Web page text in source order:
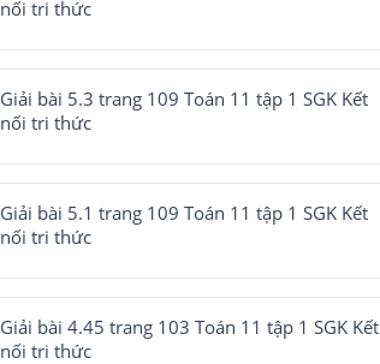
nối tri thức
Giải bài 5.3 trang 109 Toán 11 tập 1 SGK Kết
nối tri thức
Giải bài 5.1 trang 109 Toán 11 tập 1 SGK Kết
nối tri thức
Giải bài 4.45 trang 103 Toán 11 tập 1 SGK Kết
nối tri thức